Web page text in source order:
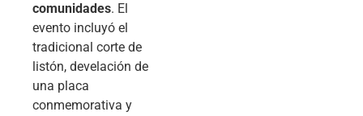
comunidades. El
evento incluyó el
tradicional corte de
listón, develación de
una placa
conmemorativa y